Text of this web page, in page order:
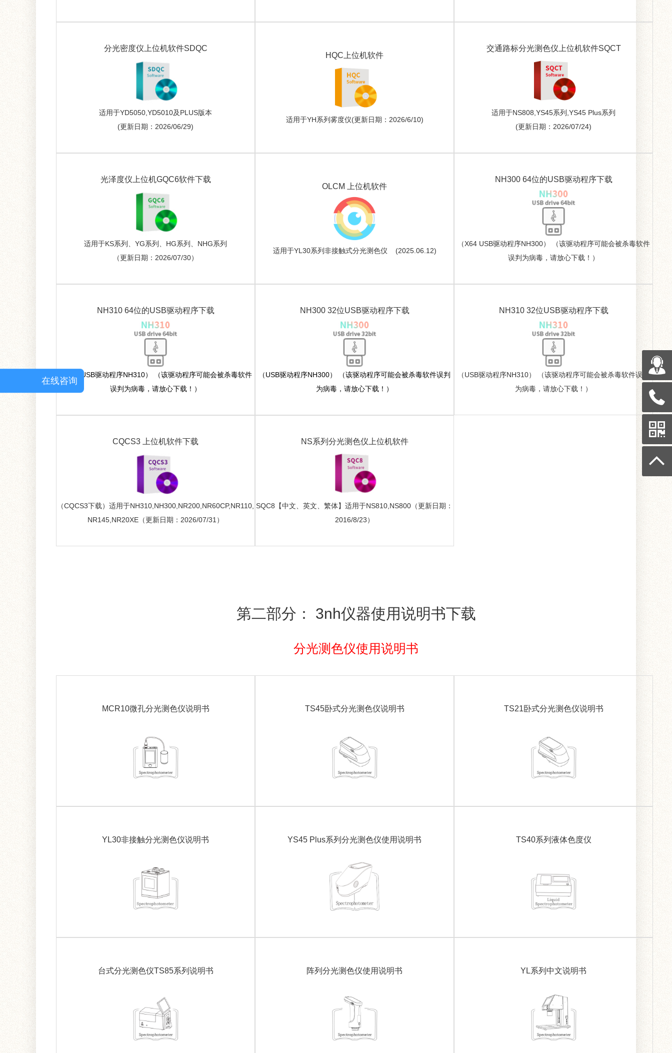
分光密度仪上位机软件SDQC
适用于YD5050,YD5010及PLUS版本
(更新日期：2026/06/29)
HQC上位机软件
适用于YH系列雾度仪(更新日期：2026/6/10)
交通路标分光测色仪上位机软件SQCT
适用于NS808,YS45系列,YS45 Plus系列
(更新日期：2026/07/24)
光泽度仪上位机GQC6软件下载
适用于KS系列、YG系列、HG系列、NHG系列
（更新日期：2026/07/30）
OLCM 上位机软件
适用于YL30系列非接触式分光测色仪 (2025.06.12)
NH300 64位的USB驱动程序下载
（X64 USB驱动程序NH300） （该驱动程序可能会被杀毒软件
误判为病毒，请放心下载！）
NH310 64位的USB驱动程序下载
（X64 USB驱动程序NH310） （该驱动程序可能会被杀毒软件
误判为病毒，请放心下载！）
NH300 32位USB驱动程序下载
（USB驱动程序NH300） （该驱动程序可能会被杀毒软件误判
为病毒，请放心下载！）
NH310 32位USB驱动程序下载
（USB驱动程序NH310） （该驱动程序可能会被杀毒软件误判
为病毒，请放心下载！）
CQCS3 上位机软件下载
（CQCS3下载）适用于NH310,NH300,NR200,NR60CP,NR110,
NR145,NR20XE（更新日期：2026/07/31）
NS系列分光测色仪上位机软件
SQC8【中文、英文、繁体】适用于NS810,NS800（更新日期：
2016/8/23）
第二部分： 3nh仪器使用说明书下载
分光测色仪使用说明书
MCR10微孔分光测色仪说明书 TS45卧式分光测色仪说明书 TS21卧式分光测色仪说明书
YL30非接触分光测色仪说明书 YS45 Plus系列分光测色仪使用说明书 TS40系列液体色度仪
台式分光测色仪TS85系列说明书 阵列分光测色仪使用说明书 YL系列中文说明书
在线咨询